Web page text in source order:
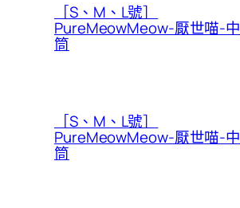
［S、M、L號］
PureMeowMeow-厭世喵-中
筒
［S、M、L號］
PureMeowMeow-厭世喵-中
筒